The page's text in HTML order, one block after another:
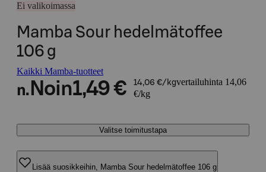
Ei valikoimassa
Mamba Sour hedelmätoffee
106 g
Kaikki Mamba-tuotteet
n. Noin1,49 € 14,06 €/kgvertailuhinta 14,06
€/kg
Valitse toimitustapa
Lisää suosikkeihin, Mamba Sour hedelmätoffee 106 g